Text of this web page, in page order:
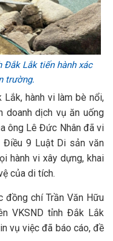
Lắk tiến hành xác
trường.
hành vi làm bè nổi,
dịch vụ ăn uống
ông Lê Đức Nhân đã vi
Điều 9 Luật Di sản văn
hành vi xây dựng, khai
của di tích.
chí Trần Văn Hữu
VKSND tỉnh Đắk Lắk
vụ việc đã báo cáo, đề